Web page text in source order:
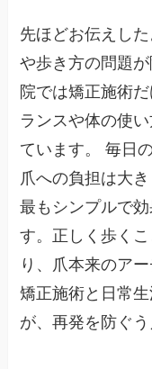
先ほどお伝えし
や歩き方の問題
院では矯正施術
ランスや体の使
ています。 毎日
爪への負担は大
最もシンプルで
す。正しく歩く
り、爪本来のア
矯正施術と日常
が、再発を防ぐ